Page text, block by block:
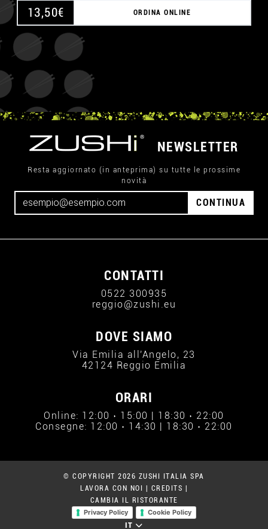
13,50€ ORDINA ONLINE
NEWSLETTER
Resta aggiornato (in anteprima) su tutte le prossime
novità
CONTINUA
CONTATTI
0522 300935
reggio@zushi.eu
DOVE SIAMO
Via Emilia all'Angelo, 23
42124 Reggio Emilia
ORARI
Online: 12:00 › 15:00 | 18:30 › 22:00
Consegne: 12:00 › 14:30 | 18:30 › 22:00
© COPYRIGHT 2026 ZUSHI ITALIA SPA
LAVORA CON NOI
CREDITS
CAMBIA IL RISTORANTE
Privacy Policy
Cookie Policy
IT